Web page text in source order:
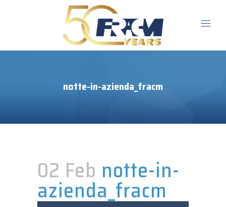
notte-in-azienda_fracm
02 Feb notte-in-
azienda_fracm